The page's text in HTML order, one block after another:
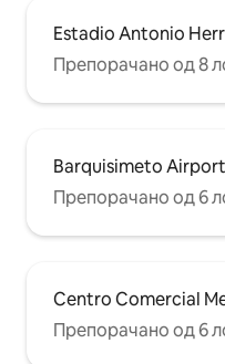
Estadio Antonio
Препорачано од 8
Barquisimeto Airport
Препорачано од 6
Centro Comercial
Препорачано од 6